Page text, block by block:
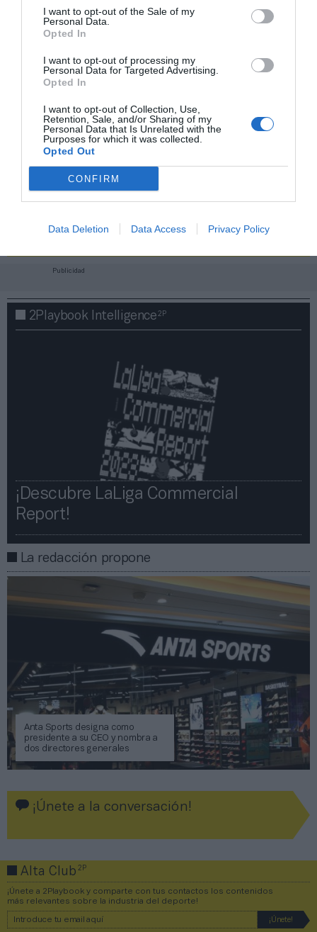
I want to opt-out of the Sale of my
Personal Data.
Opted In
I want to opt-out of processing my
Personal Data for Targeted Advertising.
Opted In
I want to opt-out of Collection, Use,
Retention, Sale, and/or Sharing of my
Personal Data that Is Unrelated with the
Purposes for which it was collected.
Opted Out
CONFIRM
Data Deletion Data Access Privacy Policy
y eventos para Socios!​​​​​​​
Publicidad
2Playbook Intelligence2P
¡Descubre LaLiga Commercial
Report!​​
La redacción propone
Anta Sports designa como
presidente a su CEO y nombra a
dos directores generales
¡Únete a la conversación!
Alta Club2P
¡Únete a 2Playbook y comparte con tus contactos los contenidos
más relevantes sobre la industria del deporte!